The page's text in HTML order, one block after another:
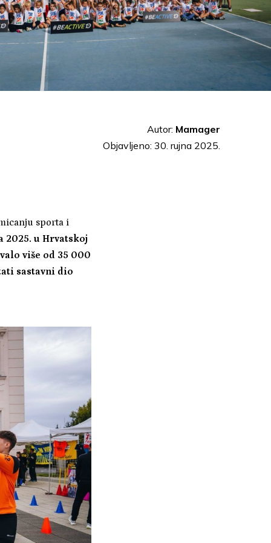
Autor: Mamager
Objavljeno: 30. rujna 2025.
sporta i
2025. u Hrvatskoj
više od 35 000
sastavni dio